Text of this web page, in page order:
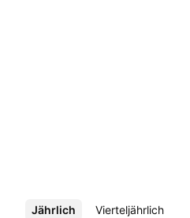
Jährlich Vierteljährlich
Mehr